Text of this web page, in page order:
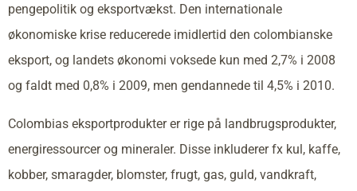
pengepolitik og eksportvækst. Den internationale
økonomiske krise reducerede imidlertid den colombianske
eksport, og landets økonomi voksede kun med 2,7% i 2008
og faldt med 0,8% i 2009, men gendannede til 4,5% i 2010.
Colombias eksportprodukter er rige på landbrugsprodukter,
energiressourcer og mineraler. Disse inkluderer fx kul, kaffe,
kobber, smaragder, blomster, frugt, gas, guld, vandkraft,